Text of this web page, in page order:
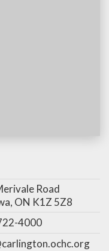
Road
ON K1Z 5Z8
4000